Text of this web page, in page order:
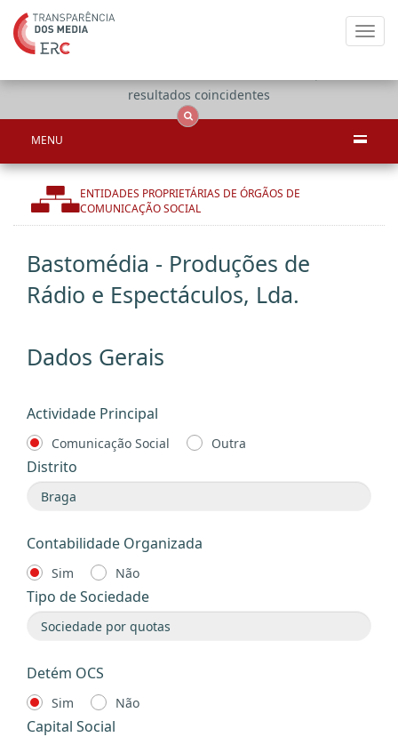
resultados coincidentes
MENU
ENTIDADES PROPRIETÁRIAS DE ÓRGÃOS DE
COMUNICAÇÃO SOCIAL
Bastomédia - Produções de
Rádio e Espectáculos, Lda.
Dados Gerais
Actividade Principal
Comunicação Social Outra
Distrito
Contabilidade Organizada
Sim Não
Tipo de Sociedade
Detém OCS
Sim Não
Capital Social